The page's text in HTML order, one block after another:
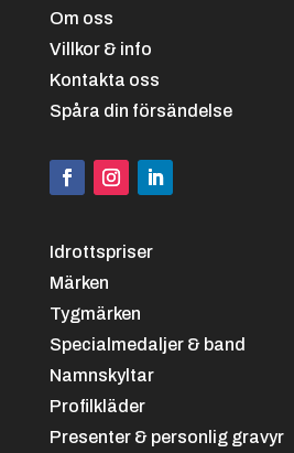
Svart/vit
Svart/grön
Om oss
Villkor & info
Kontakta oss
Spåra din försändelse
Idrottspriser
Märken
Tygmärken
Specialmedaljer & band
Namnskyltar
Profilkläder
Presenter & personlig gravyr